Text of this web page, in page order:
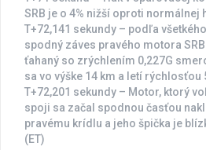
SRB je o 4% nižší oproti normálnej
T+72,141 sekundy – podľa
spodný záves pravého motora
ťahaný so zrýchlením 0,227G
sa vo výške 14 km a letí rýchlosťou
T+72,201 sekundy – Motor, ktorý
spoji sa začal spodnou časťou
pravému krídlu a jeho špička je
(ET)